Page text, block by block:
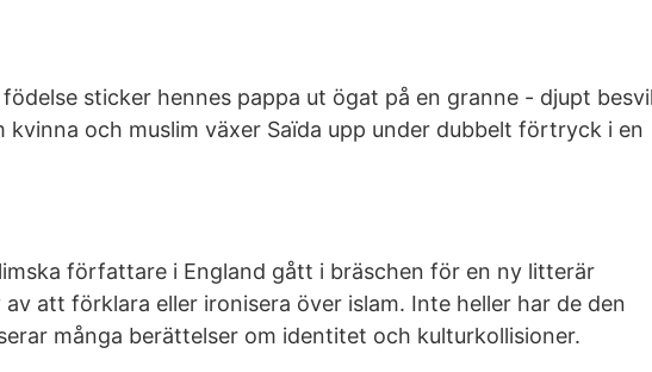
sticker hennes pappa ut ögat på en granne - djupt
och muslim växer Saïda upp under dubbelt förtryck i en
författare i England gått i bräschen för en ny litterär
att förklara eller ironisera över islam. Inte heller har de den
många berättelser om identitet och kulturkollisioner.